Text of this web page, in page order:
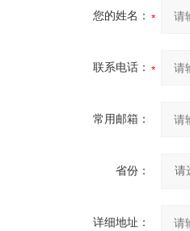
您的姓名：
联系电话：
常用邮箱：
省份：
详细地址：